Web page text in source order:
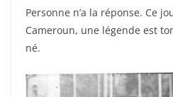
Personne n’a la réponse. Ce
Cameroun, une légende est
né.